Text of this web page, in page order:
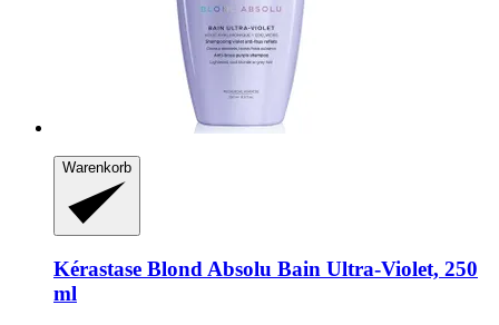
Warenkorb
Kérastase Blond Absolu Bain Ultra-​Violet, 250
ml